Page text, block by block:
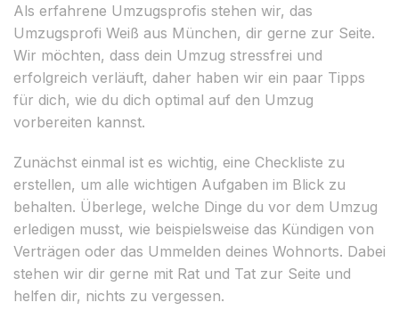
Als erfahrene Umzugsprofis stehen wir, das
Umzugsprofi Weiß aus München, dir gerne zur Seite.
Wir möchten, dass dein Umzug stressfrei und
erfolgreich verläuft, daher haben wir ein paar Tipps
für dich, wie du dich optimal auf den Umzug
vorbereiten kannst.
Zunächst einmal ist es wichtig, eine Checkliste zu
erstellen, um alle wichtigen Aufgaben im Blick zu
behalten. Überlege, welche Dinge du vor dem Umzug
erledigen musst, wie beispielsweise das Kündigen von
Verträgen oder das Ummelden deines Wohnorts. Dabei
stehen wir dir gerne mit Rat und Tat zur Seite und
helfen dir, nichts zu vergessen.